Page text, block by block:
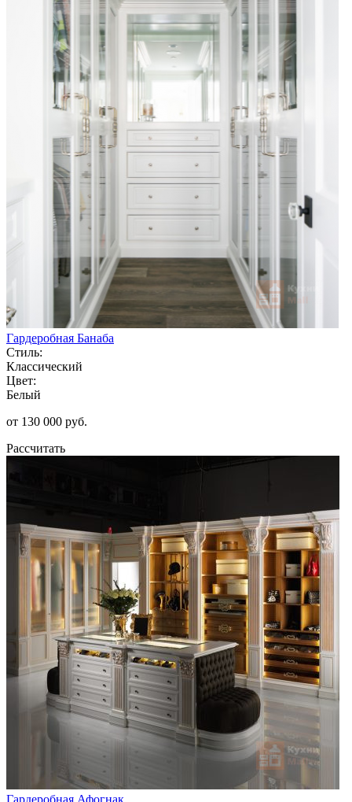
Гардеробная Банаба
Стиль:
Классический
Цвет:
Белый
от 130 000 руб.
Рассчитать
Гардеробная Афогнак